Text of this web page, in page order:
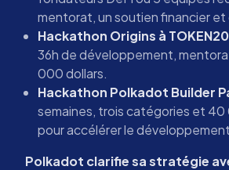
mentorat, un soutien financier et
Hackathon Origins à
36h de développement,
000 dollars.
Hackathon Polkadot Builder
semaines, trois catégories et 40
pour accélérer le
Polkadot clarifie sa stratégie